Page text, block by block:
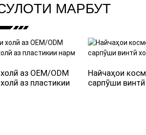
МАРБУТ
аз OEM/ODM
аз пластикии
Найчаҳои
сарпӯши